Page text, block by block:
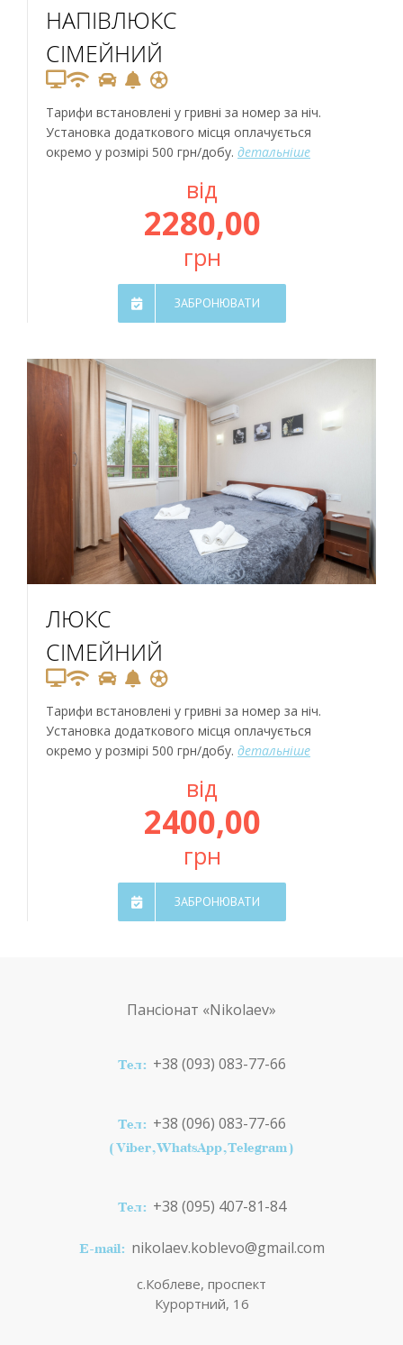
НАПІВЛЮКС
СІМЕЙНИЙ
Тарифи встановлені у гривні за номер за ніч.
Установка додаткового місця оплачується
окремо у розмірі 500 грн/добу. детальніше
від
2280,00
грн
ЗАБРОНЮВАТИ
ЛЮКС
СІМЕЙНИЙ
Тарифи встановлені у гривні за номер за ніч.
Установка додаткового місця оплачується
окремо у розмірі 500 грн/добу. детальніше
від
2400,00
грн
ЗАБРОНЮВАТИ
Пансіонат «Nikolaev»
Тел: +38 (093) 083-77-66
Тел: +38 (096) 083-77-66
(Viber,WhatsApp,Telegram)
Тел: +38 (095) 407-81-84
E-mail: nikolaev.koblevo@gmail.com
с.Коблеве, проспект
Курортний, 16